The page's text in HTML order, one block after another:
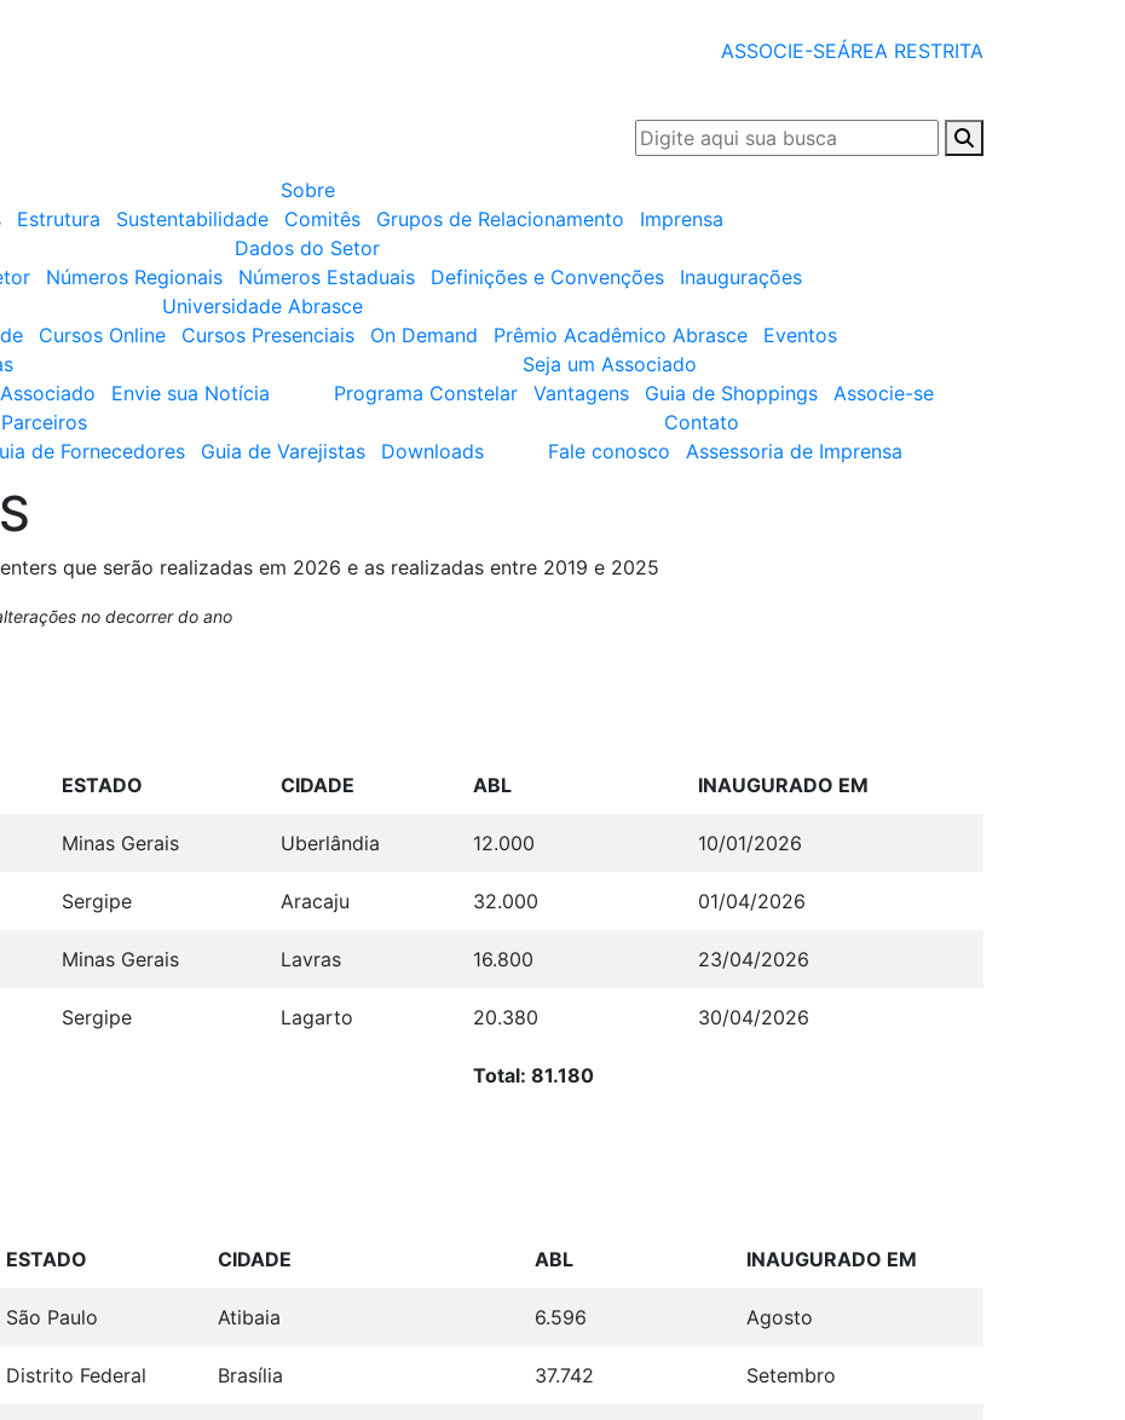
ASSOCIE-SEÁREA RESTRITA
Sobre
Estrutura Sustentabilidade Comitês Grupos de Relacionamento
Imprensa
Dados do Setor
Números Regionais Números Estaduais Definições e Convenções
Inaugurações
Universidade Abrasce
Cursos Online Cursos Presenciais On Demand Prêmio Acadêmico Abrasce
Eventos
Envie sua Notícia
Seja um Associado
Programa Constelar
Vantagens Guia de Shoppings
Associe-se
Parceiros
de Fornecedores Guia de Varejistas Downloads
Contato
Fale conosco
Assessoria de Imprensa
que serão realizadas em 2026 e as realizadas entre 2019 e 2025
no decorrer do ano
ESTADO CIDADE ABL INAUGURADO EM
Minas Gerais Uberlândia 12.000 10/01/2026
Sergipe Aracaju 32.000 01/04/2026
Minas Gerais Lavras 16.800 23/04/2026
Sergipe Lagarto 20.380 30/04/2026
Total: 81.180
ESTADO CIDADE ABL INAUGURADO EM
São Paulo Atibaia 6.596 Agosto
Distrito Federal Brasília 37.742 Setembro